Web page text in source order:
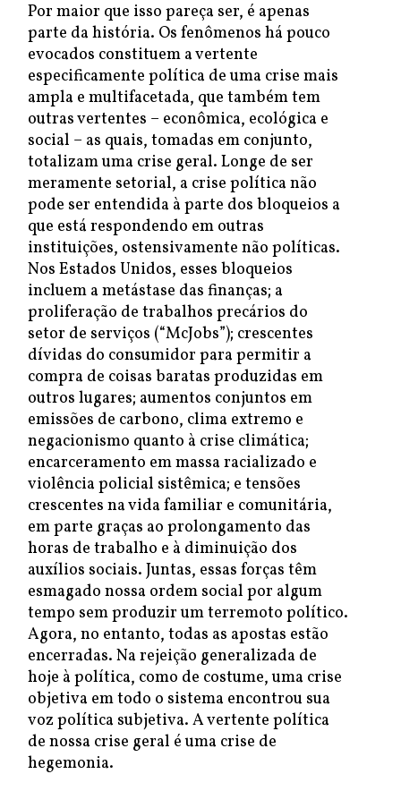
Por maior que isso pareça ser, é apenas
parte da história. Os fenômenos há pouco
evocados constituem a vertente
especificamente política de uma crise mais
ampla e multifacetada, que também tem
outras vertentes – econômica, ecológica e
social – as quais, tomadas em conjunto,
totalizam uma crise geral. Longe de ser
meramente setorial, a crise política não
pode ser entendida à parte dos bloqueios a
que está respondendo em outras
instituições, ostensivamente não políticas.
Nos Estados Unidos, esses bloqueios
incluem a metástase das finanças; a
proliferação de trabalhos precários do
setor de serviços (“McJobs”); crescentes
dívidas do consumidor para permitir a
compra de coisas baratas produzidas em
outros lugares; aumentos conjuntos em
emissões de carbono, clima extremo e
negacionismo quanto à crise climática;
encarceramento em massa racializado e
violência policial sistêmica; e tensões
crescentes na vida familiar e comunitária,
em parte graças ao prolongamento das
horas de trabalho e à diminuição dos
auxílios sociais. Juntas, essas forças têm
esmagado nossa ordem social por algum
tempo sem produzir um terremoto político.
Agora, no entanto, todas as apostas estão
encerradas. Na rejeição generalizada de
hoje à política, como de costume, uma crise
objetiva em todo o sistema encontrou sua
voz política subjetiva. A vertente política
de nossa crise geral é uma crise de
hegemonia.